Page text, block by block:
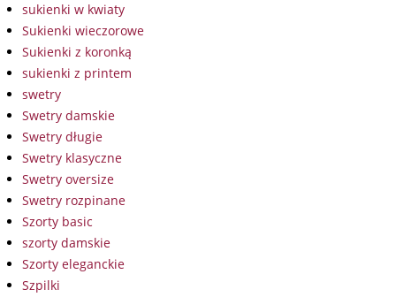
sukienki w kwiaty
Sukienki wieczorowe
Sukienki z koronką
sukienki z printem
swetry
Swetry damskie
Swetry długie
Swetry klasyczne
Swetry oversize
Swetry rozpinane
Szorty basic
szorty damskie
Szorty eleganckie
Szpilki